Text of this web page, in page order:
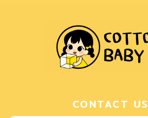
CONTACT US